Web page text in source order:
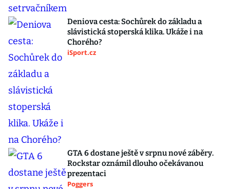
Deniova cesta: Sochůrek do základu a
slávistická stoperská klika. Ukáže i na
Chorého?
iSport.cz
GTA 6 dostane ještě v srpnu nové záběry.
Rockstar oznámil dlouho očekávanou
prezentaci
Poggers